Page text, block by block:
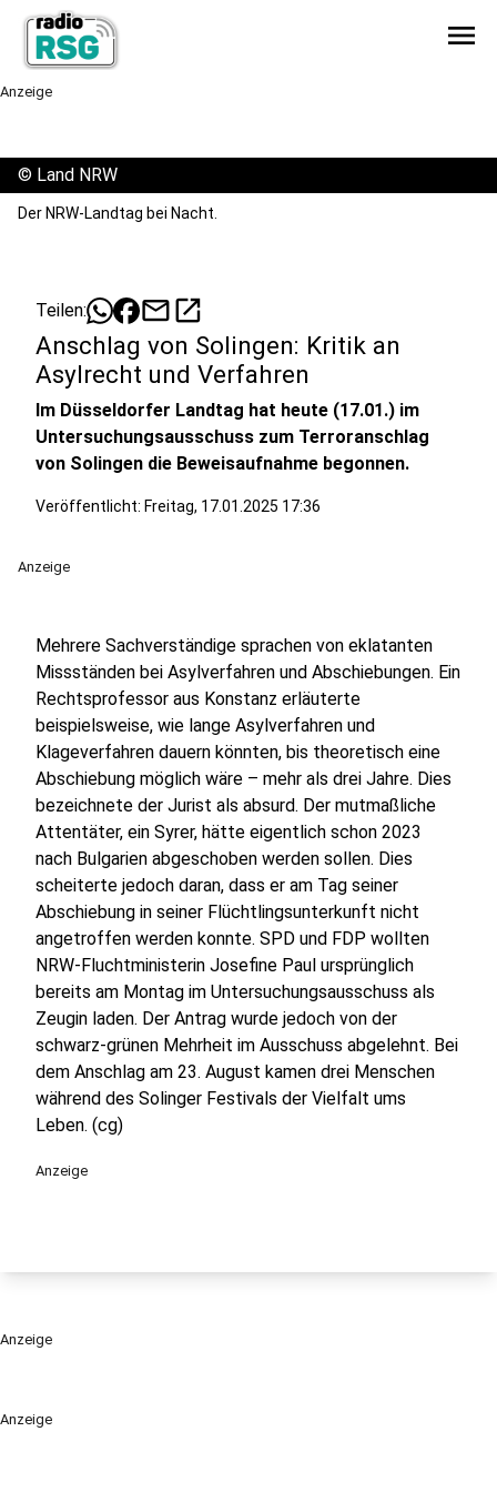
menu
Anzeige
Anzeige
© Land NRW
Der NRW-Landtag bei Nacht.
Teilen: mailopen_in_new
Anschlag von Solingen: Kritik an
Asylrecht und Verfahren
Im Düsseldorfer Landtag hat heute (17.01.) im
Untersuchungsausschuss zum Terroranschlag
von Solingen die Beweisaufnahme begonnen.
Veröffentlicht: Freitag, 17.01.2025 17:36
Anzeige
Mehrere Sachverständige sprachen von eklatanten
Missständen bei Asylverfahren und Abschiebungen. Ein
Rechtsprofessor aus Konstanz erläuterte
beispielsweise, wie lange Asylverfahren und
Klageverfahren dauern könnten, bis theoretisch eine
Abschiebung möglich wäre – mehr als drei Jahre. Dies
bezeichnete der Jurist als absurd. Der mutmaßliche
Attentäter, ein Syrer, hätte eigentlich schon 2023
nach Bulgarien abgeschoben werden sollen. Dies
scheiterte jedoch daran, dass er am Tag seiner
Abschiebung in seiner Flüchtlingsunterkunft nicht
angetroffen werden konnte. SPD und FDP wollten
NRW-Fluchtministerin Josefine Paul ursprünglich
bereits am Montag im Untersuchungsausschuss als
Zeugin laden. Der Antrag wurde jedoch von der
schwarz-grünen Mehrheit im Ausschuss abgelehnt. Bei
dem Anschlag am 23. August kamen drei Menschen
während des Solinger Festivals der Vielfalt ums
Leben. (cg)
Anzeige
Anzeige